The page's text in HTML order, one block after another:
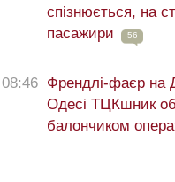
спізнюється, на
пасажири
56
08:46 Френдлі-фаєр на
Одесі ТЦКшник
балончиком